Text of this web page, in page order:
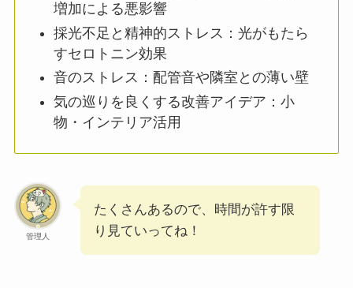
増加による悪影響
採光不足と精神的ストレス：光がもたら
すセロトニン効果
音のストレス：配管音や隣室との薄い壁
気の巡りを良くする改善アイデア：小
物・インテリア活用
管理人
たくさんあるので、時間が許す限
り見ていってね！